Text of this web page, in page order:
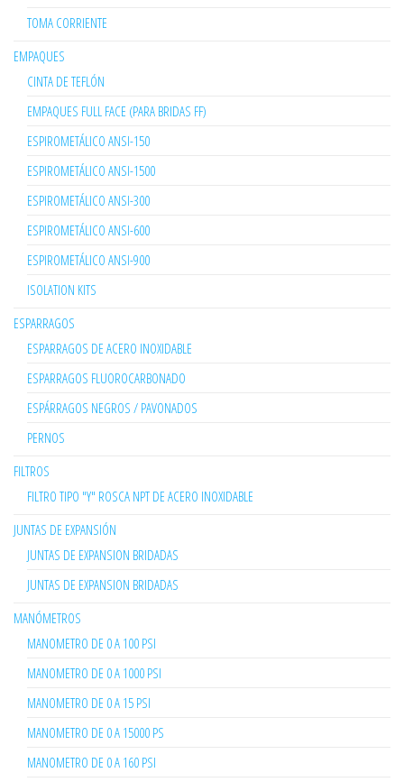
TOMA CORRIENTE
EMPAQUES
CINTA DE TEFLÓN
EMPAQUES FULL FACE (PARA BRIDAS FF)
ESPIROMETÁLICO ANSI-150
ESPIROMETÁLICO ANSI-1500
ESPIROMETÁLICO ANSI-300
ESPIROMETÁLICO ANSI-600
ESPIROMETÁLICO ANSI-900
ISOLATION KITS
ESPARRAGOS
ESPARRAGOS DE ACERO INOXIDABLE
ESPARRAGOS FLUOROCARBONADO
ESPÁRRAGOS NEGROS / PAVONADOS
PERNOS
FILTROS
FILTRO TIPO "Y" ROSCA NPT DE ACERO INOXIDABLE
JUNTAS DE EXPANSIÓN
JUNTAS DE EXPANSION BRIDADAS
JUNTAS DE EXPANSION BRIDADAS
MANÓMETROS
MANOMETRO DE 0 A 100 PSI
MANOMETRO DE 0 A 1000 PSI
MANOMETRO DE 0 A 15 PSI
MANOMETRO DE 0 A 15000 PS
MANOMETRO DE 0 A 160 PSI